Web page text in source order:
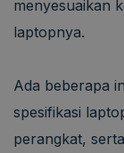
menyesuaikan
laptopnya.
Ada beberapa
spesifikasi
perangkat,